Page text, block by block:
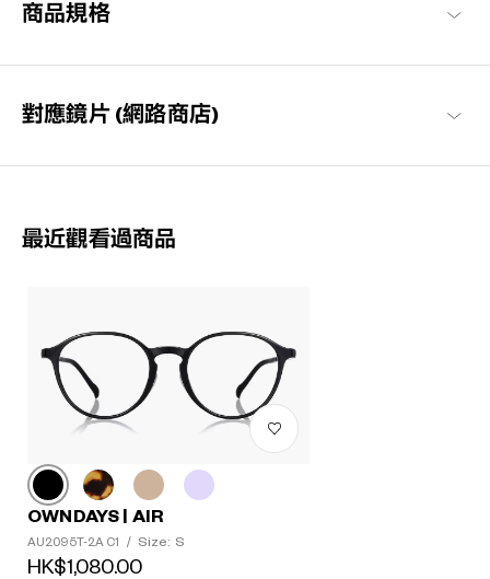
OWNDAYS | AIR 商品一覽
商品規格
對應鏡片 (網路商店)
最近觀看過商品
OWNDAYS | AIR
AU2095T-2A C1 / Size: S
HK$1,080.00